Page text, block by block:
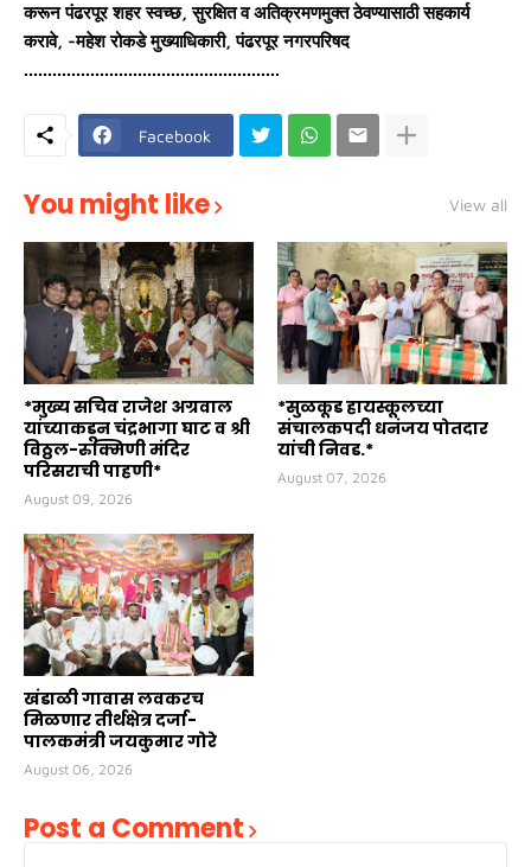
करून पंढरपूर शहर स्वच्छ, सुरक्षित व अतिक्रमणमुक्त ठेवण्यासाठी सहकार्य
करावे, -महेश रोकडे मुख्याधिकारी, पंढरपूर नगरपरिषद
......................................................
Facebook
You might like View all
*मुख्य सचिव राजेश अग्रवाल
यांच्याकडून चंद्रभागा घाट व श्री
विठ्ठल-रुक्मिणी मंदिर
परिसराची पाहणी*
August 09, 2026
*सुळकूड हायस्कूलच्या
संचालकपदी धनंजय पोतदार
यांची निवड.*
August 07, 2026
खंडाळी गावास लवकरच
मिळणार तीर्थक्षेत्र दर्जा-
पालकमंत्री जयकुमार गोरे
August 06, 2026
Post a Comment